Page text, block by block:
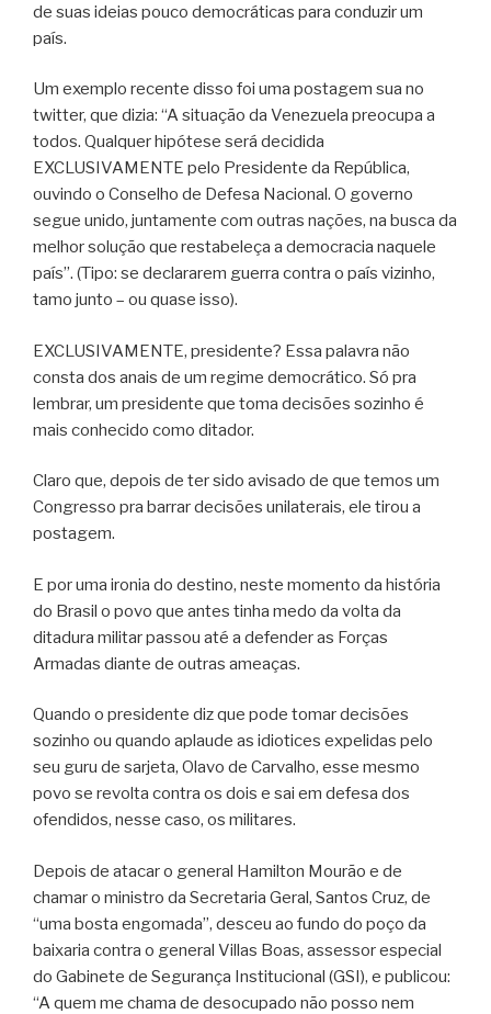
de suas ideias pouco democráticas para conduzir um
país.
Um exemplo recente disso foi uma postagem sua no
twitter, que dizia: “A situação da Venezuela preocupa a
todos. Qualquer hipótese será decidida
EXCLUSIVAMENTE pelo Presidente da República,
ouvindo o Conselho de Defesa Nacional. O governo
segue unido, juntamente com outras nações, na busca da
melhor solução que restabeleça a democracia naquele
país”. (Tipo: se declararem guerra contra o país vizinho,
tamo junto – ou quase isso).
EXCLUSIVAMENTE, presidente? Essa palavra não
consta dos anais de um regime democrático. Só pra
lembrar, um presidente que toma decisões sozinho é
mais conhecido como ditador.
Claro que, depois de ter sido avisado de que temos um
Congresso pra barrar decisões unilaterais, ele tirou a
postagem.
E por uma ironia do destino, neste momento da história
do Brasil o povo que antes tinha medo da volta da
ditadura militar passou até a defender as Forças
Armadas diante de outras ameaças.
Quando o presidente diz que pode tomar decisões
sozinho ou quando aplaude as idiotices expelidas pelo
seu guru de sarjeta, Olavo de Carvalho, esse mesmo
povo se revolta contra os dois e sai em defesa dos
ofendidos, nesse caso, os militares.
Depois de atacar o general Hamilton Mourão e de
chamar o ministro da Secretaria Geral, Santos Cruz, de
“uma bosta engomada”, desceu ao fundo do poço da
baixaria contra o general Villas Boas, assessor especial
do Gabinete de Segurança Institucional (GSI), e publicou:
“A quem me chama de desocupado não posso nem